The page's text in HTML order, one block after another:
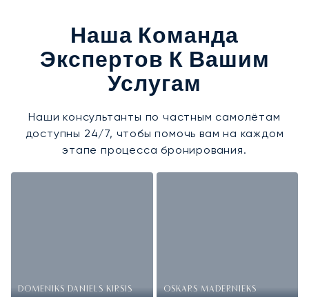
Наша Команда
Экспертов К Вашим
Услугам
Наши консультанты по частным самолётам
доступны 24/7, чтобы помочь вам на каждом
этапе процесса бронирования.
DOMENIKS DANIELS KIRSIS OSKARS MADERNIEKS